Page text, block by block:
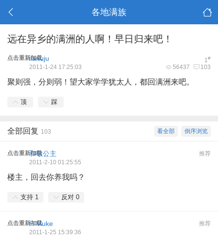
各地满族
远在异乡的满洲的人啊！早日归来吧！
点击重新加载 1#
ilariuju
56437 103
2011-1-24 17:25:03
聚则强，分则弱！望大家学学犹太人，都回满洲来吧。
顶 踩
倒序浏览
看全部
全部回复 103
点击重新加载 推荐
和敬公主
2011-2-10 01:25:55
楼主，回去你养我吗？
支持 1 反对 0
点击重新加载 推荐
H.Muke
2011-1-25 15:39:36